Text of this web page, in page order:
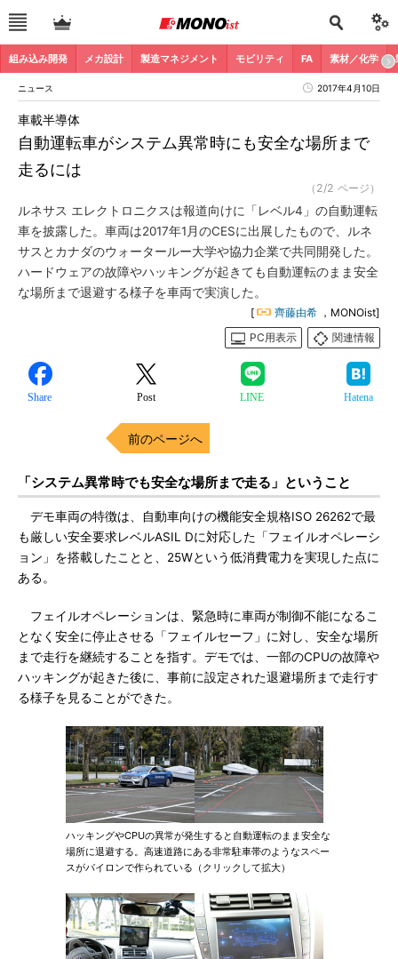
組み込み開発 メカ設計 製造マネジメント モビリティ FA 素材／化学
ニュース 2017年4月10日
自動運転車がシステム異常時にも安全な場所まで
走るには
車載半導体
（2/2 ページ）
ルネサス エレクトロニクスは報道向けに「レベル4」の自動運転
車を披露した。車両は2017年1月のCESに出展したもので、ルネ
サスとカナダのウォータールー大学や協力企業で共同開発した。
ハードウェアの故障やハッキングが起きても自動運転のまま安全
な場所まで退避する様子を車両で実演した。
[ 齊藤由希 ，MONOist]
PC用表示
関連情報
Share Post LINE Hatena
前のページへ
「システム異常時でも安全な場所まで走る」ということ
デモ車両の特徴は、自動車向けの機能安全規格ISO 26262で最
も厳しい安全要求レベルASIL Dに対応した「フェイルオペレーシ
ョン」を搭載したことと、25Wという低消費電力を実現した点に
ある。
フェイルオペレーションは、緊急時に車両が制御不能になるこ
となく安全に停止させる「フェイルセーフ」に対し、安全な場所
まで走行を継続することを指す。デモでは、一部のCPUの故障や
ハッキングが起きた後に、事前に設定された退避場所まで走行す
る様子を見ることができた。
ハッキングやCPUの異常が発生すると自動運転のまま安全な
場所に退避する。高速道路にある非常駐車帯のようなスペー
スがパイロンで作られている（クリックして拡大）